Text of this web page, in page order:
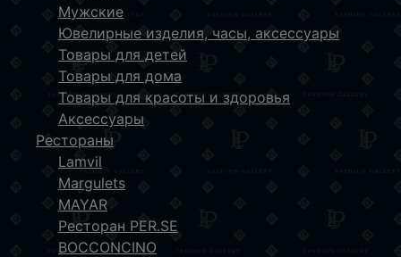
Мужские
Ювелирные изделия, часы, аксессуары
Товары для детей
Товары для дома
Товары для красоты и здоровья
Аксессуары
Рестораны
Lamvil
Margulets
MAYAR
Ресторан PER.SE
BOCCONCINO